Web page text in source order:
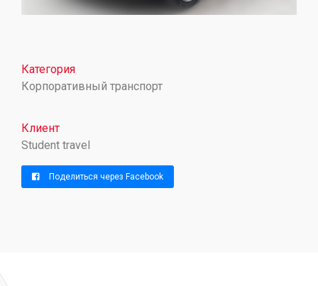
Категория
Корпоративный транспорт
Клиент
Student travel
Поделиться через Facebook